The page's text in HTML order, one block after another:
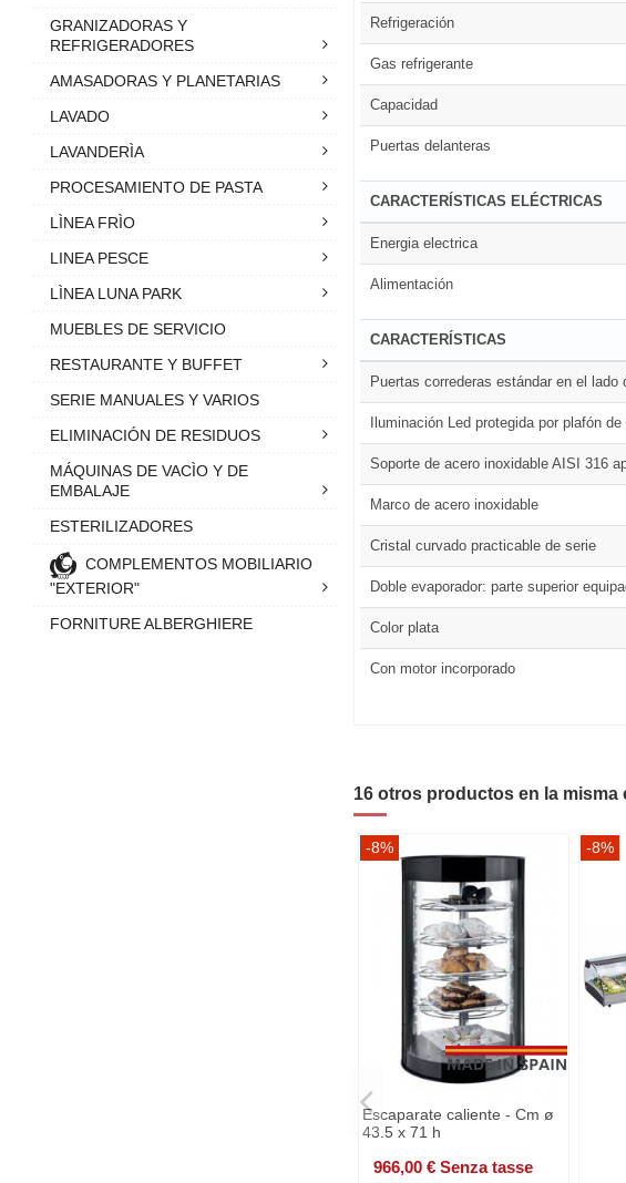
Refrigeración
Gas refrigerante
Capacidad
Puertas delanteras
CARACTERÍSTICAS ELÉCTRICAS
Energia electrica
Alimentación
CARACTERÍSTICAS
Puertas correderas estándar en el lado
Iluminación Led protegida por plafón
Soporte de acero inoxidable AISI 316
Marco de acero inoxidable
Cristal curvado practicable de serie
Doble evaporador: parte superior
Color plata
Con motor incorporado
16 otros productos en la misma
-8%
Escaparate caliente - Cm ø
43.5 x 71 h
966,00 € Senza tasse
-8%
GRANIZADORAS Y
REFRIGERADORES
AMASADORAS Y PLANETARIAS
LAVADO
LAVANDERÌA
PROCESAMIENTO DE PASTA
LÌNEA FRÌO
LINEA PESCE
LÌNEA LUNA PARK
MUEBLES DE SERVICIO
RESTAURANTE Y BUFFET
SERIE MANUALES Y VARIOS
ELIMINACIÓN DE RESIDUOS
MÁQUINAS DE VACÌO Y DE
EMBALAJE
ESTERILIZADORES
COMPLEMENTOS MOBILIARIO
"EXTERIOR"
FORNITURE ALBERGHIERE